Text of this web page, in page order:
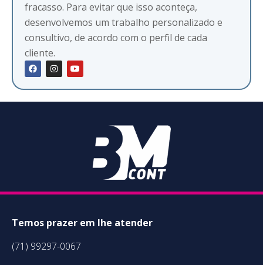
fracasso. Para evitar que isso aconteça,
desenvolvemos um trabalho personalizado e
consultivo, de acordo com o perfil de cada
cliente.
Temos prazer em lhe atender
(71) 99297-0067